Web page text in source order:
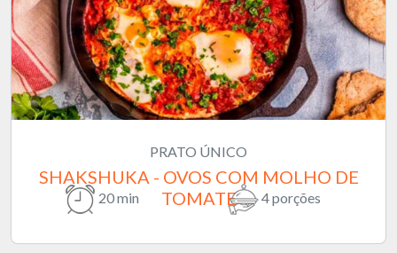
PRATO ÚNICO
SHAKSHUKA - OVOS COM MOLHO DE
TOMATE
20 min 4 porções